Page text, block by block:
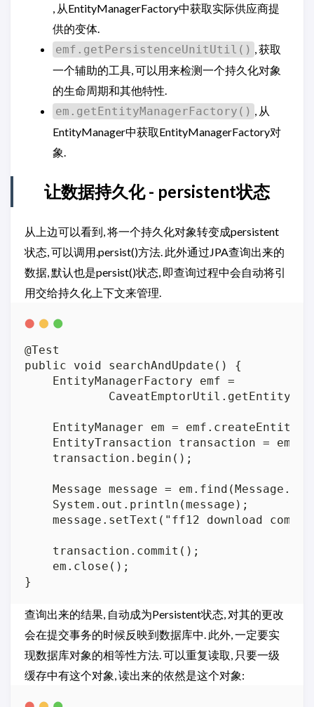
, 从EntityManagerFactory中获取实际供应商提
供的变体.
emf.getPersistenceUnitUtil() , 获取
一个辅助的工具, 可以用来检测一个持久化对象
的生命周期和其他特性.
em.getEntityManagerFactory() , 从
EntityManager中获取EntityManagerFactory对
象.
让数据持久化 - persistent状态
从上边可以看到, 将一个持久化对象转变成persistent
状态, 可以调用.persist()方法. 此外通过JPA查询出来的
数据, 默认也是persist()状态, 即查询过程中会自动将引
用交给持久化上下文来管理.
@Test
public void searchAndUpdate() {
    EntityManagerFactory emf =
EntityManager em =
EntityTransaction transaction =
    transaction.begin();
Message message =
    System.out.println(message);
message.setText("ff12 download
    transaction.commit();
    em.close();
查询出来的结果, 自动成为Persistent状态, 对其的更改
会在提交事务的时候反映到数据库中. 此外, 一定要实
现数据库对象的相等性方法. 可以重复读取, 只要一级
缓存中有这个对象, 读出来的依然是这个对象: